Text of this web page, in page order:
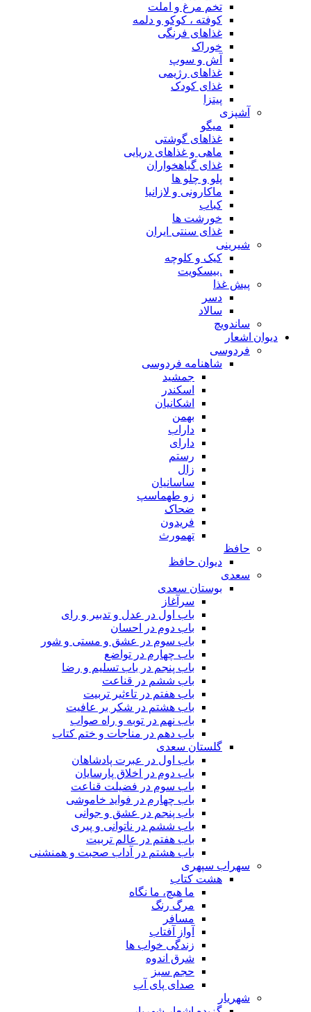
تخم مرغ و املت
کوفته ، کوکو و دلمه
غذاهای فرنگی
خوراک
آش و سوپ
غذاهای رژیمی
غذای کودک
پیتزا
آشپزی
میگو
غذاهای گوشتی
ماهی و غذاهای دریایی
غذای گیاهخواران
پلو و چلو ها
ماکارونی و لازانیا
کباب
خورشت ها
غذای سنتی ایران
شیرینی
کیک و کلوچه
.بیسکویت
پیش غذا
دسر
سالاد
ساندویچ
دیوان اشعار
فردوسی
شاهنامه فردوسی
جمشید
اسکندر
اشکانیان
بهمن
داراب
دارای
رستم
زال
ساسانیان
زو طهماسپ‏
ضحاک
فریدون
تهمورث
حافظ
دیوان حافظ
سعدی
بوستان سعدی
سرآغاز
باب اول در عدل و تدبیر و رای
باب دوم در احسان
باب سوم در عشق و مستی و شور
باب چهارم در تواضع
باب پنجم در باب تسلیم و رضا
باب ششم در قناعت
باب هفتم در تاءثیر تربیت
باب هشتم در شکر بر عافیت
باب نهم در توبه و راه صواب
باب دهم در مناجات و ختم کتاب
گلستان سعدی
باب اول در عبرت پادشاهان
باب دوم در اخلاق پارسایان
باب سوم در فضیلت قناعت
باب چهارم در فواید خاموشى
باب پنجم در عشق و جوانى
باب ششم در ناتوانى و پیرى
باب هفتم در عالم تربیت
باب هشتم در آداب صحبت و همنشنى
سهراب سپهری
هشت کتاب
ما هیچ، ما نگاه
مرگ رنگ
مسافر
آواز آفتاب
زندگی خواب ها
شرق اندوه
حجم سبز
صدای پای آب
شهریار